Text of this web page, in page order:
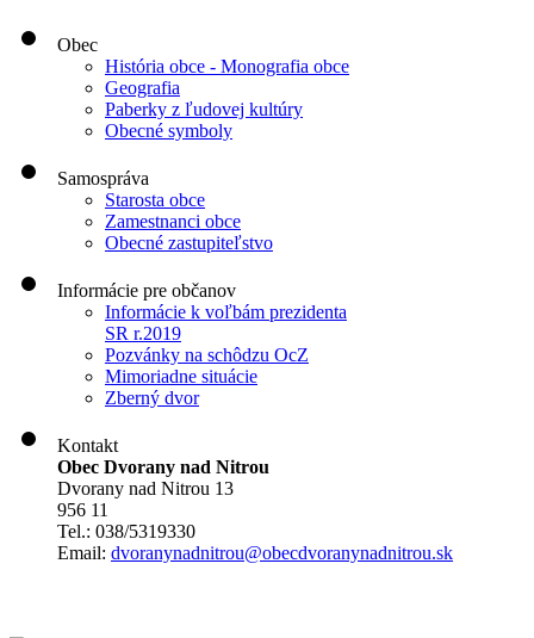
Obec
História obce - Monografia obce
Geografia
Paberky z ľudovej kultúry
Obecné symboly
Samospráva
Starosta obce
Zamestnanci obce
Obecné zastupiteľstvo
Informácie pre občanov
Informácie k voľbám prezidenta
SR r.2019
Pozvánky na schôdzu OcZ
Mimoriadne situácie
Zberný dvor
Kontakt
Obec Dvorany nad Nitrou
Dvorany nad Nitrou 13
956 11
Tel.: 038/5319330
Email: dvoranynadnitrou@obecdvoranynadnitrou.sk